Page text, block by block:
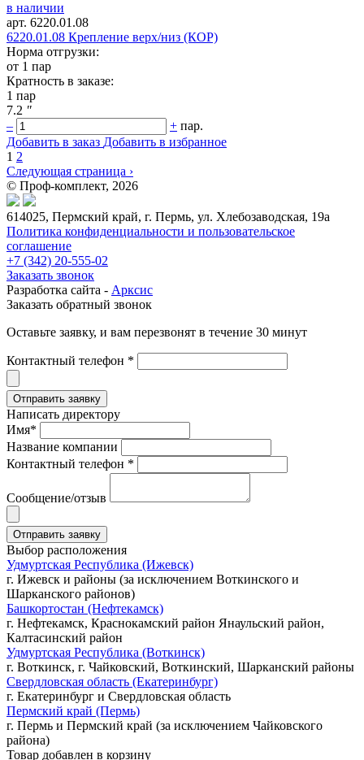
в наличии
арт. 6220.01.08
6220.01.08 Крепление верх/низ (КОР)
Норма отгрузки:
от 1 пар
Кратность в заказе:
1 пар
7.2 "
–
+ пар.
Добавить в заказ Добавить в избранное
1 2
Следующая страница ›
© Проф-комплект, 2026
614025, Пермский край, г. Пермь, ул. Хлебозаводская, 19а
Политика конфиденциальности и пользовательское
соглашение
+7 (342) 20-555-02
Заказать звонок
Разработка сайта - Арксис
Заказать обратный звонок
Оставьте заявку, и вам перезвонят в течение 30 минут
Контактный телефон *
Написать директору
Имя*
Название компании
Контактный телефон *
Сообщение/отзыв
Выбор расположения
Удмуртская Республика (Ижевск)
г. Ижевск и районы (за исключением Воткинского и
Шарканского районов)
Башкортостан (Нефтекамск)
г. Нефтекамск, Краснокамский район Янаульский район,
Калтасинский район
Удмуртская Республика (Воткинск)
г. Воткинск, г. Чайковский, Воткинский, Шарканский районы
Свердловская область (Екатеринбург)
г. Екатеринбург и Свердловская область
Пермский край (Пермь)
г. Пермь и Пермский край (за исключением Чайковского
района)
Товар добавлен в корзину